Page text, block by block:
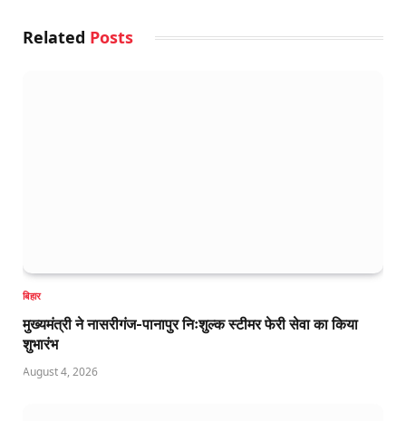
Related Posts
बिहार
मुख्यमंत्री ने नासरीगंज-पानापुर निःशुल्क स्टीमर फेरी सेवा का किया
शुभारंभ
August 4, 2026